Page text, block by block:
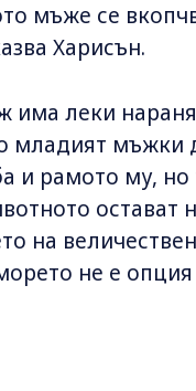
мъже се
Харисън.
има леки
младият мъжки
и рамото му, но
остават
на
не е